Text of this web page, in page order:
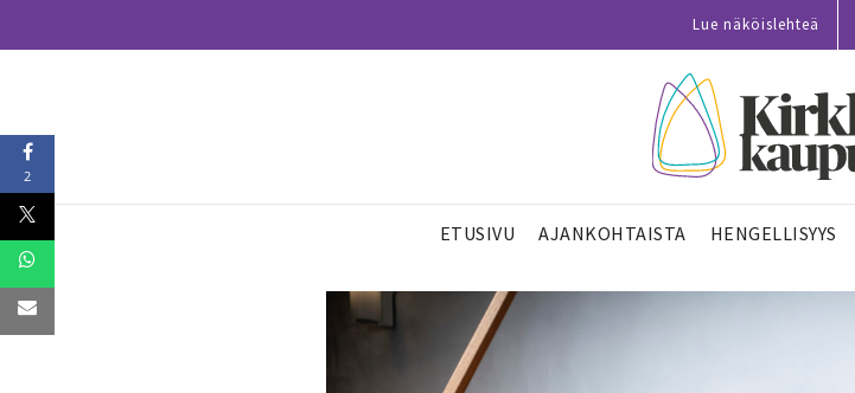
Lue näköislehteä
ETUSIVU AJANKOHTAISTA HENGELLISYYS
2